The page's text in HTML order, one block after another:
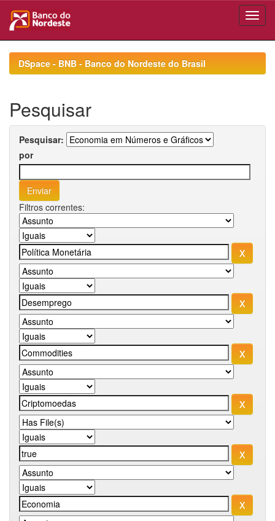
navigationDSpace - BNB - Banco do Nordeste do Brasil
Pesquisar
Pesquisar:
por
Filtros correntes: